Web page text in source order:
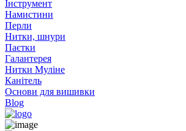
Інструмент
Намистини
Перли
Нитки, шнури
Паєтки
Галантерея
Нитки Муліне
Канітель
Основи для вишивки
Blog